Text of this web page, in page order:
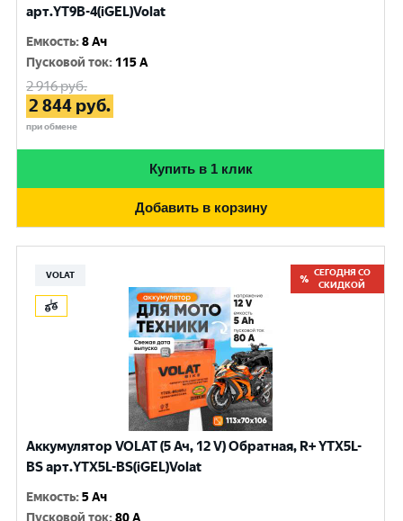
арт.YT9B-4(iGEL)Volat
Емкость:8 Ач
Пусковой ток: 115 A
2 916руб.
2 844 руб.
при обмене
Купить в 1 клик
Добавить в корзину
VOLAT
СЕГОДНЯ СО
СКИДКОЙ
Аккумулятор VOLAT (5 Ач, 12 V) Обратная, R+ YTX5L-
BS арт.YTX5L-BS(iGEL)Volat
Емкость:5 Ач
Пусковой ток:80 A